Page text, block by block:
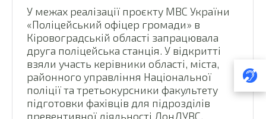
У межах реалізації проєкту МВС України
«Поліцейський офіцер громади» в
Кіровоградській області запрацювала
друга поліцейська станція. У відкритті
взяли участь керівники області, міста,
районного управління Національної
поліції та третьокурсники факультету
підготовки фахівців для підрозділів
превентивної діяльності ДонДУВС.